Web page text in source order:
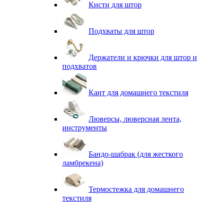
Кисти для штор
Подхваты для штор
Держатели и крючки для штор и
подхватов
Кант для домашнего текстиля
Люверсы, люверсная лента,
инструменты
Бандо-шабрак (для жесткого
ламбрекена)
Термостежка для домашнего
текстиля